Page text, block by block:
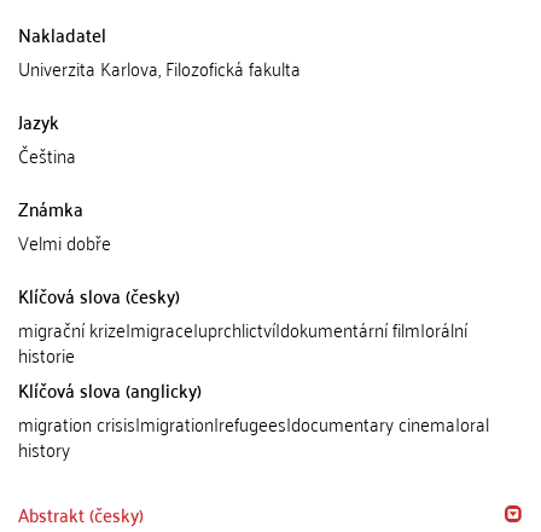
Nakladatel
Univerzita Karlova, Filozofická fakulta
Jazyk
Čeština
Známka
Velmi dobře
Klíčová slova (česky)
migrační krize|migrace|uprchlictví|dokumentární film|orální
historie
Klíčová slova (anglicky)
migration crisis|migration|refugees|documentary cinema|oral
history
Abstrakt (česky)